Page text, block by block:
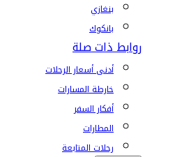
بنغازي
بانكوك
روابط ذات صلة
أدنى أسعار الرحلات
خارطة المسارات
أفكار السفر
المطارات
رحلات المتابعة